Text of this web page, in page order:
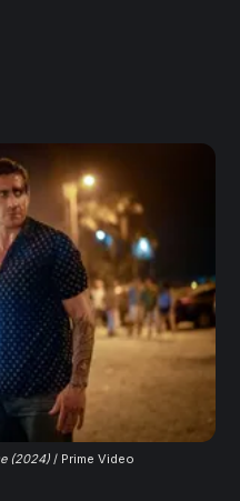
(2024) / Prime Video